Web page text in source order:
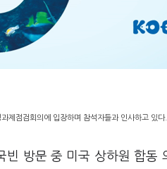
제점검회의에 입장하며 참석자들과 인사하고 있
방문 중 미국 상하원 합동